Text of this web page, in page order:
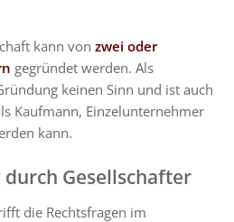
kann von zwei oder
gegründet werden. Als
keinen Sinn und ist auch
Kaufmann, Einzelunternehmer
kann.
Gesellschafter
die Rechtsfragen im